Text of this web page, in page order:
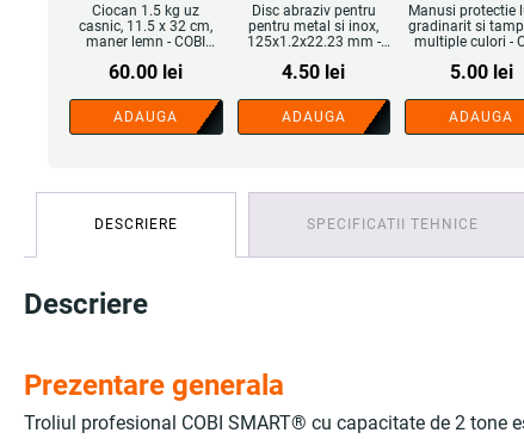
Ciocan 1.5 kg uz
casnic, 11.5 x 32 cm,
maner lemn - COBI
60.00 lei
ADAUGA
Disc abraziv pentru
pentru metal si inox,
125x1.2x22.23 mm -
4.50 lei
ADAUGA
Manusi protectie
gradinarit si
multiple culori -
5.00 lei
ADAUGA
DESCRIERE SPECIFICATII TEHNICE
Descriere
Prezentare generala
Troliul profesional COBI SMART® cu capacitate de 2 tone